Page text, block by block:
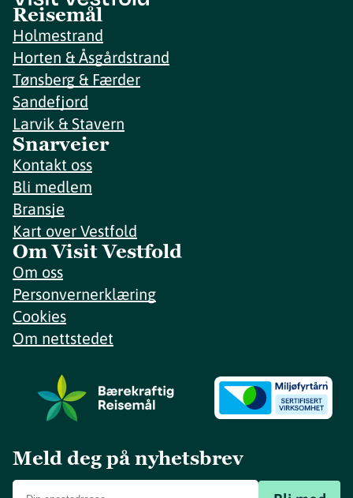
Reisemål
Holmestrand
Horten & Åsgårdstrand
Tønsberg & Færder
Sandefjord
Larvik & Stavern
Snarveier
Kontakt oss
Bli medlem
Bransje
Kart over Vestfold
Om Visit Vestfold
Om oss
Personvernerklæring
Cookies
Om nettstedet
Meld deg på nyhetsbrev